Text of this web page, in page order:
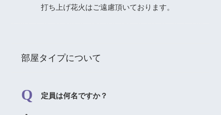
打ち上げ花火はご遠慮頂いております。
部屋タイプについて
定員は何名ですか？